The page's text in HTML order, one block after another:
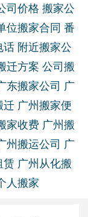
司价格 搬家公
位搬家合同 番
话 附近搬家公
迁方案 公司搬
东搬家公司 广
迁 广州搬家便
家收费 广州搬
州搬运公司 广
赁 广州从化搬
人搬家